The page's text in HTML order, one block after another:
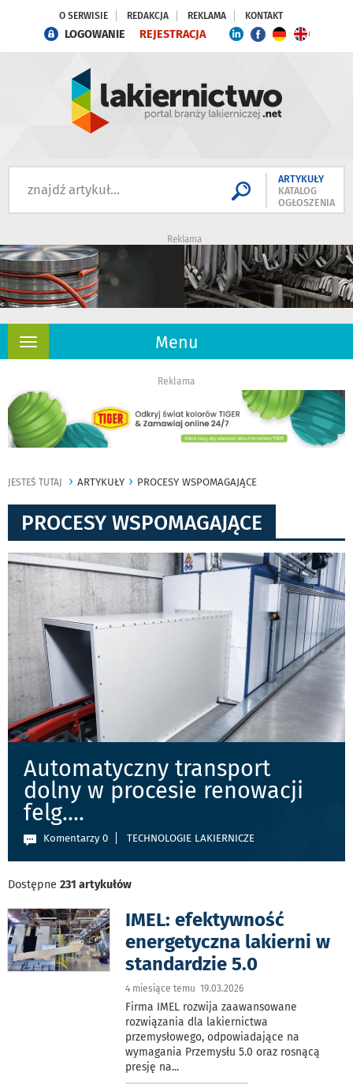
O SERWISIE REDAKCJA REKLAMA KONTAKT
LOGOWANIE REJESTRACJA
ARTYKUŁY
KATALOG
OGŁOSZENIA
Reklama
Menu
Rozwiń
Reklama
JESTEŚ TUTAJ ARTYKUŁY PROCESY WSPOMAGAJĄCE
PROCESY WSPOMAGAJĄCE
Automatyczny transport
dolny w procesie renowacji
felg....
Komentarzy 0 TECHNOLOGIE LAKIERNICZE
Dostępne 231 artykułów
IMEL: efektywność
energetyczna lakierni w
standardzie 5.0
4 miesiące temu 19.03.2026
Firma IMEL rozwija zaawansowane
rozwiązania dla lakiernictwa
przemysłowego, odpowiadające na
wymagania Przemysłu 5.0 oraz rosnącą
presję na...